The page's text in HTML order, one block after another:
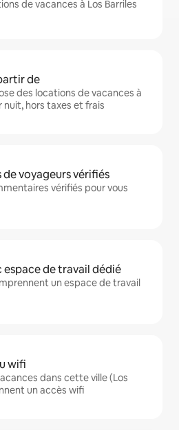
de vacances à Los Barriles
de
des locations de vacances à
nuit, hors taxes et frais
voyageurs vérifiés
vérifiés pour vous
espace de travail dédié
un espace de travail
wifi
dans cette ville (Los
un accès wifi